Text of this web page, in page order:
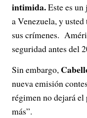
intimida.Este es
a Venezuela, y
sus crímenes.
seguridad antes del
Sin embargo,
nueva emisión
régimen no dejará el
más”.